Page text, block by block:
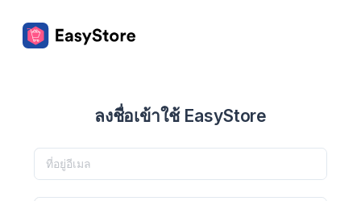
ลงชื่อเข้าใช้ EasyStore